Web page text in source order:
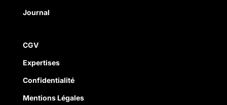
Journal
CGV
Expertises
Confidentialité
Mentions Légales